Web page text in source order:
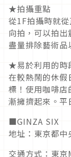
★拍攝重點
從1F拍攝時就
向拍，可以拍
盡量排除藝術品
★易於利用的時
在較熱鬧的休
標！使用咖啡
漸擁擠起來。平
■GINZA SIX
地址：東京都
交通方式：東